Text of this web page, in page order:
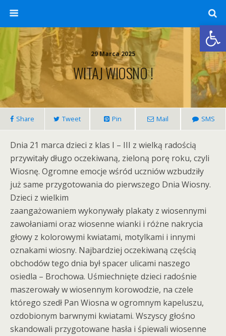
29 Marca 2025
WITAJ WIOSNO !
Share Tweet Pin Mail SMS
Dnia 21 marca dzieci z klas I – III z wielką radością
przywitały długo oczekiwaną, zieloną porę roku, czyli
Wiosnę. Ogromne emocje wśród uczniów wzbudziły
już same przygotowania do pierwszego Dnia Wiosny.
Dzieci z wielkim
zaangażowaniem wykonywały plakaty z wiosennymi
zawołaniami oraz wiosenne wianki i różne nakrycia
głowy z kolorowymi kwiatami, motylkami i innymi
oznakami wiosny. Najbardziej oczekiwaną częścią
obchodów tego dnia był spacer ulicami naszego
osiedla – Brochowa. Uśmiechnięte dzieci radośnie
maszerowały w wiosennym korowodzie, na czele
którego szedł Pan Wiosna w ogromnym kapeluszu,
ozdobionym barwnymi kwiatami. Wszyscy głośno
skandowali przygotowane hasła i śpiewali wiosenne